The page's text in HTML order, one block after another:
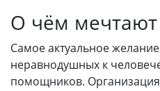
О чём
Самое актуальное
неравнодушных к
помощников.